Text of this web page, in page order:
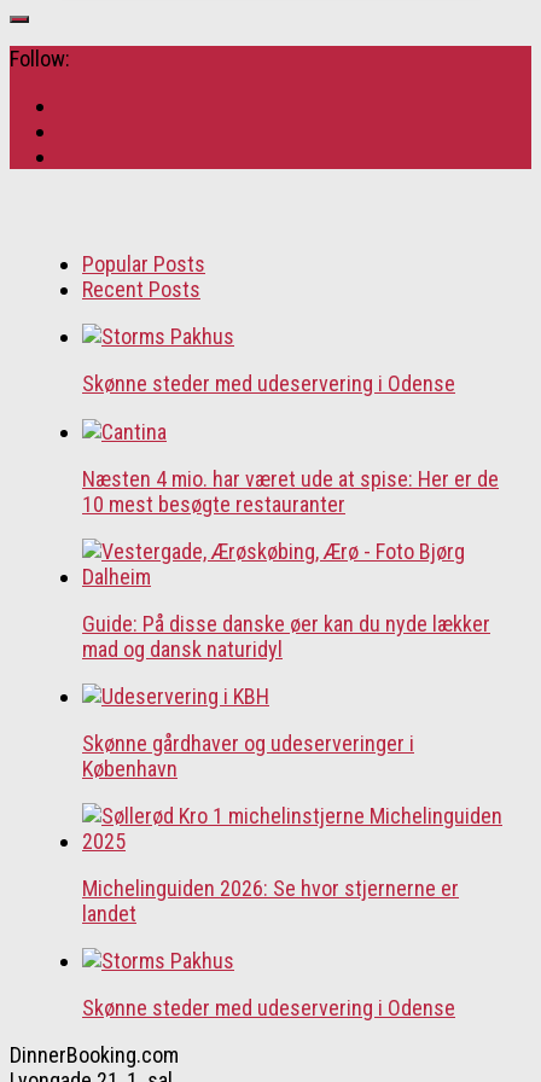
Follow:
Popular Posts
Recent Posts
Skønne steder med udeservering i Odense
Næsten 4 mio. har været ude at spise: Her er de
10 mest besøgte restauranter
Guide: På disse danske øer kan du nyde lækker
mad og dansk naturidyl
Skønne gårdhaver og udeserveringer i
København
Michelinguiden 2026: Se hvor stjernerne er
landet
Skønne steder med udeservering i Odense
DinnerBooking.com